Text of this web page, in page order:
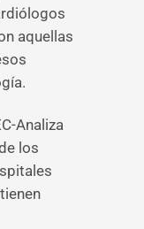
aquellas
Analiza
los